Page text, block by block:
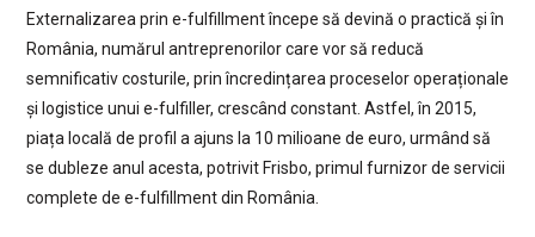
Externalizarea prin e-fulfillment începe să devină o practică și în
România, numărul antreprenorilor care vor să reducă
semnificativ costurile, prin încredințarea proceselor operaționale
și logistice unui e-fulfiller, crescând constant. Astfel, în 2015,
piața locală de profil a ajuns la 10 milioane de euro, urmând să
se dubleze anul acesta, potrivit Frisbo, primul furnizor de servicii
complete de e-fulfillment din România.